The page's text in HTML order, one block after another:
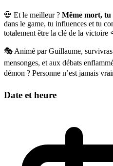
💀 Et le meilleur ? Même mort, tu
dans le game, tu influences et tu
totalement être la clé de la victoire
🎭 Animé par Guillaume,
mensonges, et aux débats
démon ? Personne n’est jamais
Date et heure